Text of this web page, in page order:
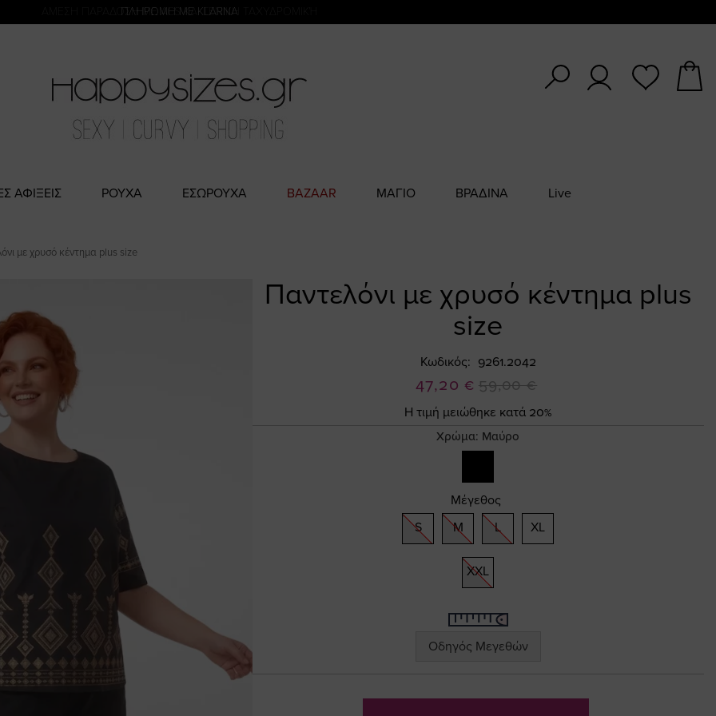
ΠΛΗΡΩΜΗ ΜΕ KLARNA
ΑΜΕΣΗ ΠΑΡΑΔΟΣΗ ΜΕ ACS ΚΑΙ ΓΕΝΙΚΗ ΤΑΧΥΔΡΟΜΙΚΉ
ΑΦΙΞΕΙΣ ΡΟΥΧΑ ΕΣΩΡΟΥΧΑ BAZAAR ΜΑΓΙΟ ΒΡΑΔΙΝΑ Live
με χρυσό κέντημα plus size
Παντελόνι με χρυσό κέντημα plus
size
Κωδικός 9261.2042
Ειδική
Τιμή
47,20 € 59,00 €
Η τιμή μειώθηκε κατά 20%
Χρώμα: Μαύρο
Μέγεθος
S
M L XL
XXL
Οδηγός Μεγεθών